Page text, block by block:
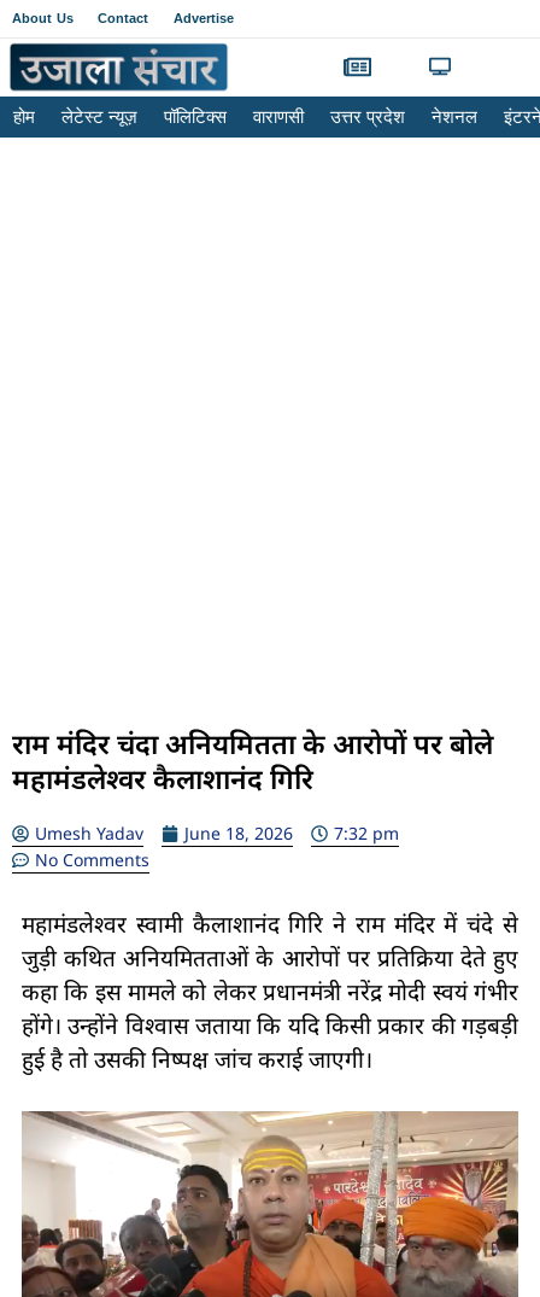
About Us Contact Advertise
होम लेटेस्ट न्यूज़ पॉलिटिक्स वाराणसी उत्तर प्रदेश नेशनल
राम मंदिर चंदा अनियमितता के आरोपों पर बोले
महामंडलेश्वर कैलाशानंद गिरि
Umesh Yadav June 18, 2026
7:32 pm
No Comments
महामंडलेश्वर स्वामी कैलाशानंद गिरि ने राम मंदिर में चंदे से
जुड़ी कथित अनियमितताओं के आरोपों पर प्रतिक्रिया देते हुए
कहा कि इस मामले को लेकर प्रधानमंत्री नरेंद्र मोदी स्वयं गंभीर
होंगे। उन्होंने विश्वास जताया कि यदि किसी प्रकार की गड़बड़ी
हुई है तो उसकी निष्पक्ष जांच कराई जाएगी।